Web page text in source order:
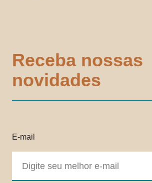
Receba nossas
novidades
E-mail